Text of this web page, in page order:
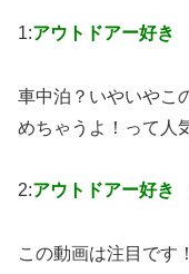
1:アウトドアー好き
車中泊？いやいやこ
めちゃうよ！って人
2:アウトドアー好き
この動画は注目です！